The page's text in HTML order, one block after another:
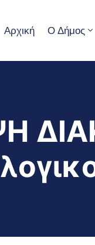
Αρχική Ο Δήμος